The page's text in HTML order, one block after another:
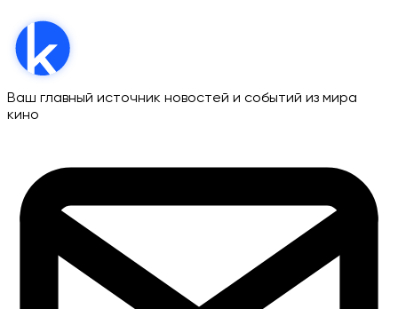
Ваш главный источник новостей и событий из мира
кино